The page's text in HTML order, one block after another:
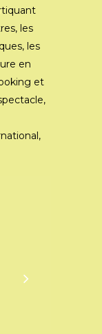
les
les
en
et